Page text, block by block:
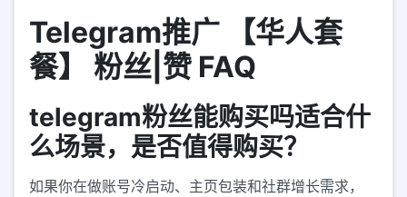
Telegram推广 【华人套
餐】 粉丝|赞 FAQ
telegram粉丝能购买吗适合什
么场景，是否值得购买？
如果你在做账号冷启动、主页包装和社群增长需求，